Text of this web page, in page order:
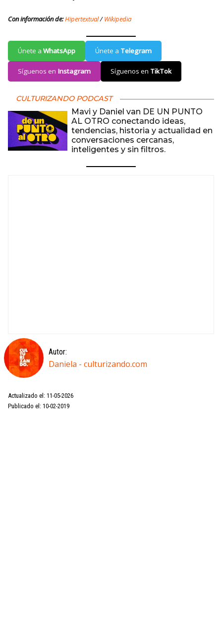
Con información de:Hipertextual/Wikipedia
Únete a WhatsApp Únete a Telegram
Síguenos en Instagram Síguenos en TikTok
CULTURIZANDO PODCAST
Mavi y Daniel van DE UN PUNTO
AL OTRO conectando ideas,
tendencias, historia y actualidad en
conversaciones cercanas,
inteligentes y sin filtros.
Autor:
Daniela - culturizando.com
Actualizado el: 11-05-2026
Publicado el: 10-02-2019